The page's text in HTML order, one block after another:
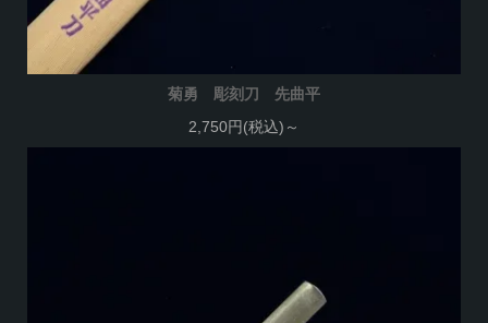
菊勇 彫刻刀 先曲平
2,750円(税込)～